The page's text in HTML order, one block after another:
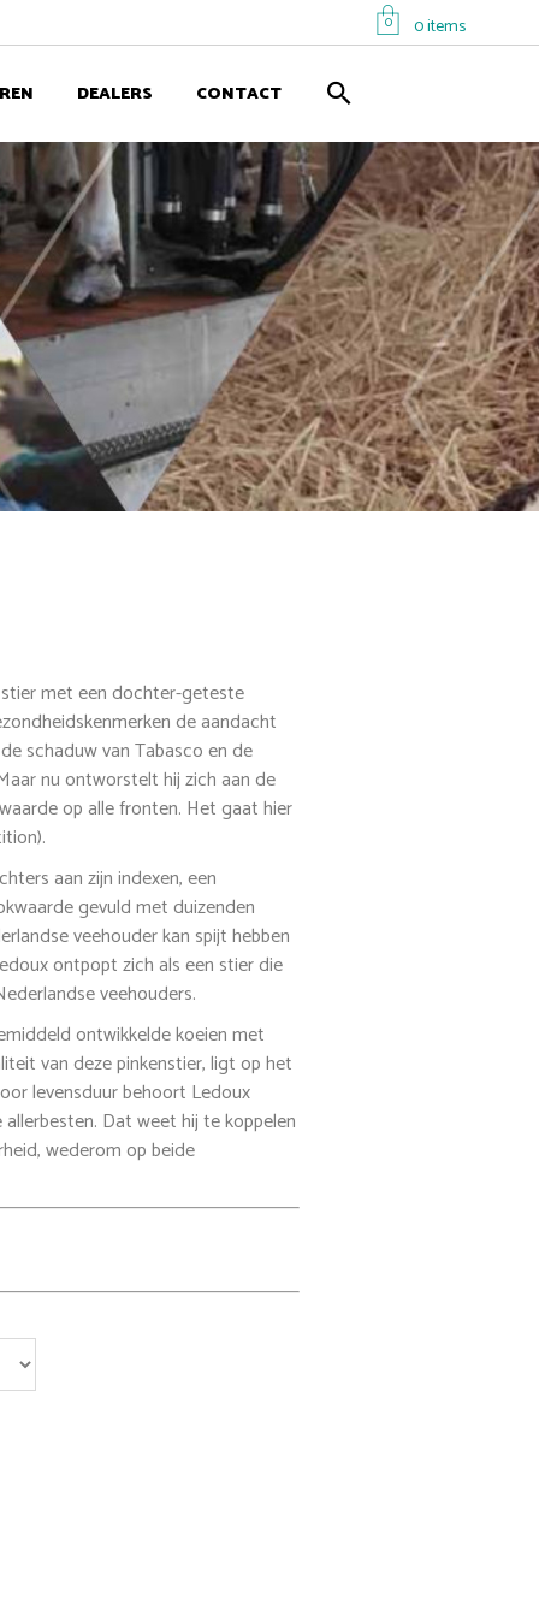
0 0 items
DEALERS CONTACT
met een dochter-geteste
de aandacht
schaduw van Tabasco en de
nu ontworstelt hij zich aan de
op alle fronten. Het gaat hier
aan zijn indexen, een
gevuld met duizenden
veehouder kan spijt hebben
ontpopt zich als een stier die
veehouders.
ontwikkelde koeien met
van deze pinkenstier, ligt op het
levensduur behoort Ledoux
Dat weet hij te koppelen
wederom op beide